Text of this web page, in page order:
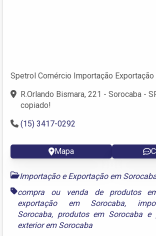
Spetrol Comércio Importação Exportação
R.Orlando Bismara, 221 - Sorocaba -
copiado!
(15) 3417-0292
Mapa
Importação e Exportação em
compra ou venda de produtos
exportação em Sorocaba,
Sorocaba, produtos em Sorocaba e
exterior em Sorocaba